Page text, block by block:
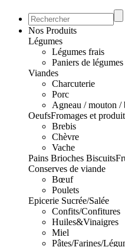
Nos Produits
Légumes
Légumes frais
Paniers de légumes
Viandes
Charcuterie
Porc
Agneau / mouton /
OeufsFromages et
Brebis
Chèvre
Vache
Pains Brioches Biscuits
Conserves de viande
Bœuf
Poulets
Epicerie Sucrée/Salée
Confits/Confitures
Huiles&Vinaigres
Miel
Pâtes/Farines/